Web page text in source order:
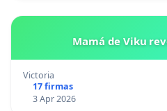
Mamá de Viku
Victoria
17 firmas
3 Apr 2026